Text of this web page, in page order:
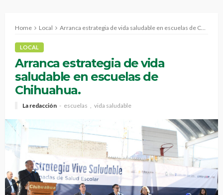
Home Local Arranca estrategia de vida saludable en escuelas de Chihuahua.
LOCAL
Arranca estrategia de vida
saludable en escuelas de
Chihuahua.
La redacción escuelas vida saludable